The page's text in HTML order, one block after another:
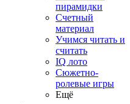
пирамидки
Счетный
материал
Учимся читать и
считать
IQ лото
Сюжетно-
ролевые игры
Ещё